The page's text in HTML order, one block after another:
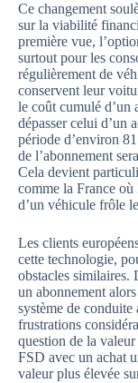
Ce changement
sur la viabilité
première vue,
surtout pour les
régulièrement de
conservent leur
le coût cumulé d’un
dépasser celui d’un
période d’environ
de l’abonnement
Cela devient
comme la France où
d’un véhicule frôle
Les clients
cette technologie,
obstacles similaires.
un abonnement
système de
frustrations
question de la
FSD avec un achat
valeur plus élevée